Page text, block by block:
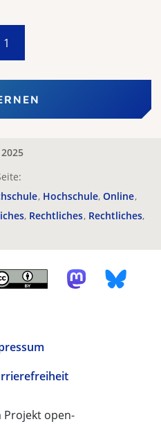
1
Hochschule Online
Rechtliches Rechtliches
Projekt open-